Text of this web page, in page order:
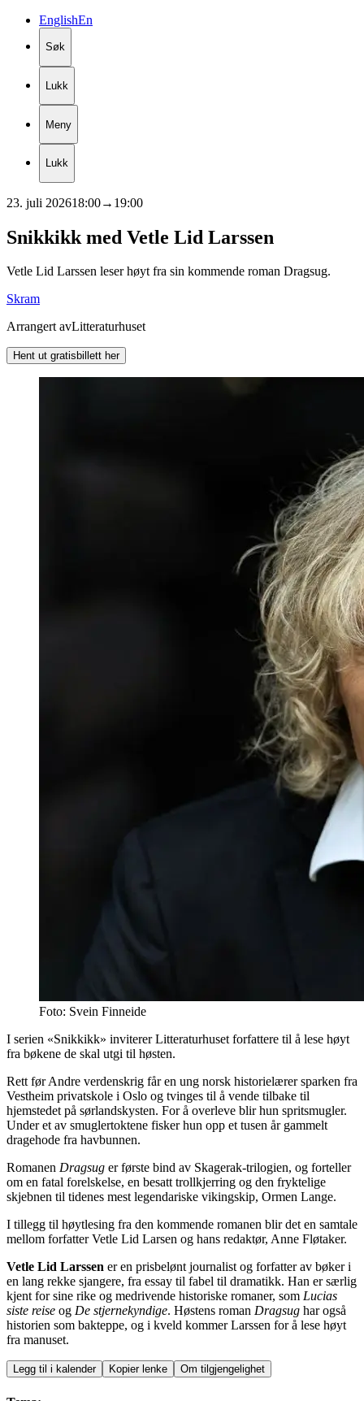
EnglishEn
Søk
Lukk
Meny
Lukk
23. juli 202618:00→ 19:00
Snikkikk med Vetle Lid Larssen
Vetle Lid Larssen leser høyt fra sin kommende roman Dragsug.
Skram
Arrangert avLitteraturhuset
Hent ut gratisbillett her
Foto: Svein Finneide
I serien «Snikkikk» inviterer Litteraturhuset forfattere til å lese høyt
fra bøkene de skal utgi til høsten.
Rett før Andre verdenskrig får en ung norsk historielærer sparken fra
Vestheim privatskole i Oslo og tvinges til å vende tilbake til
hjemstedet på sørlandskysten. For å overleve blir hun spritsmugler.
Under et av smuglertoktene fisker hun opp et tusen år gammelt
dragehode fra havbunnen.
Romanen Dragsug er første bind av Skagerak-trilogien, og forteller
om en fatal forelskelse, en besatt trollkjerring og den fryktelige
skjebnen til tidenes mest legendariske vikingskip, Ormen Lange.
I tillegg til høytlesing fra den kommende romanen blir det en samtale
mellom forfatter Vetle Lid Larsen og hans redaktør, Anne Fløtaker.
Vetle Lid Larssen er en prisbelønt journalist og forfatter av bøker i
en lang rekke sjangere, fra essay til fabel til dramatikk. Han er særlig
kjent for sine rike og medrivende historiske romaner, som Lucias
siste reise og De stjernekyndige. Høstens roman Dragsug har også
historien som bakteppe, og i kveld kommer Larssen for å lese høyt
fra manuset.
Legg til i kalender Kopier lenke Om tilgjengelighet